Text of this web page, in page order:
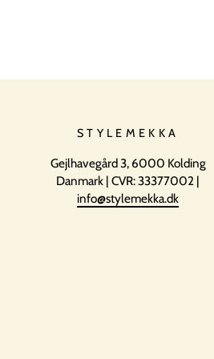
STYLEMEKKA
Gejlhavegård 3, 6000 Kolding
Danmark | CVR: 33377002 |
info@stylemekka.dk